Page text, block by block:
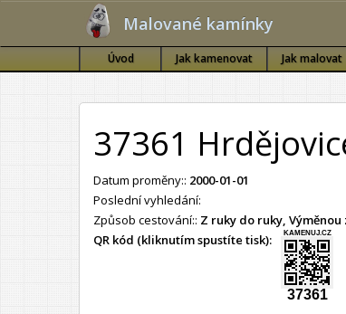
Malované kamínky
Úvod Jak kamenovat Jak malovat
37361
Datum proměny:: 2000-01-01
Poslední vyhledání:
Způsob cestování:: Z ruky do ruky,
QR kód (kliknutím spustíte tisk):
KAMENUJ.CZ
37361